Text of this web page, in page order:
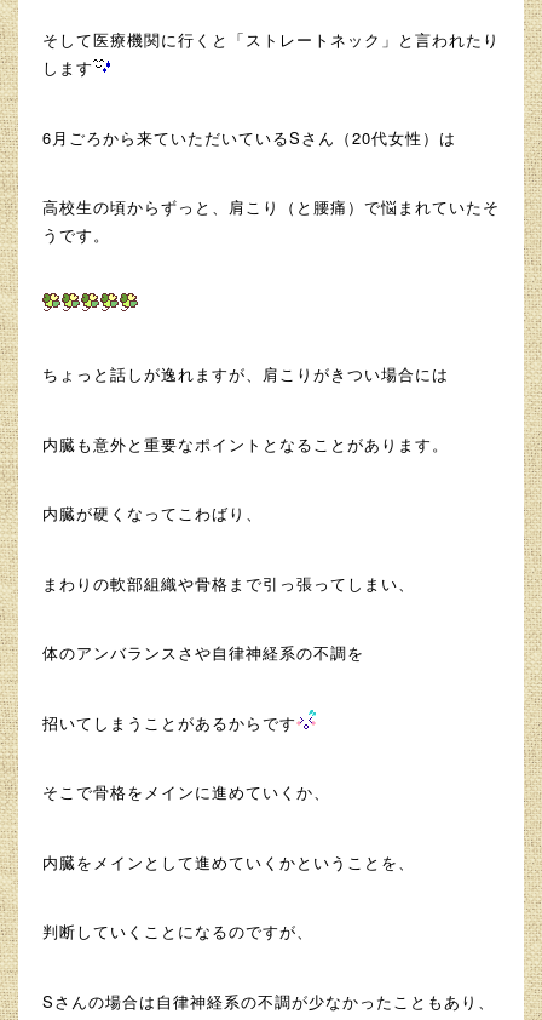
そして医療機関に行くと「ストレートネック」と言われたり
します
6月ごろから来ていただいているSさん（20代女性）は
高校生の頃からずっと、肩こり（と腰痛）で悩まれていたそ
うです。
ちょっと話しが逸れますが、肩こりがきつい場合には
内臓も意外と重要なポイントとなることがあります。
内臓が硬くなってこわばり、
まわりの軟部組織や骨格まで引っ張ってしまい、
体のアンバランスさや自律神経系の不調を
招いてしまうことがあるからです
そこで骨格をメインに進めていくか、
内臓をメインとして進めていくかということを、
判断していくことになるのですが、
Sさんの場合は自律神経系の不調が少なかったこともあり、